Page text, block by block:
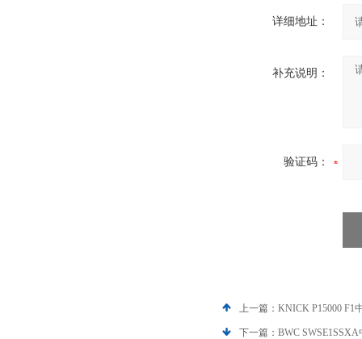
详细地址：
补充说明：
验证码：
上一篇： KNICK P15000 F1
下一篇： BWC